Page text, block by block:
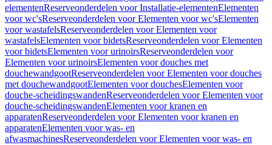
elementenReserveonderdelen voor Installatie-elementenElementen
voor wc'sReserveonderdelen voor Elementen voor wc'sElementen
voor wastafelsReserveonderdelen voor Elementen voor
wastafelsElementen voor bidetsReserveonderdelen voor Elementen
voor bidetsElementen voor urinoirsReserveonderdelen voor
Elementen voor urinoirsElementen voor douches met
douchewandgootReserveonderdelen voor Elementen voor douches
met douchewandgootElementen voor douchesElementen voor
douche-scheidingswandenReserveonderdelen voor Elementen voor
douche-scheidingswandenElementen voor kranen en
apparatenReserveonderdelen voor Elementen voor kranen en
apparatenElementen voor was- en
afwasmachinesReserveonderdelen voor Elementen voor was- en